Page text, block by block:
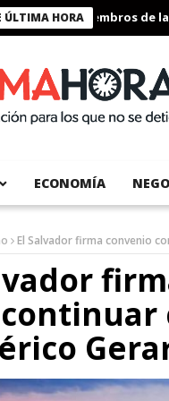
ÚLTIMA HORA
a miembros de la
ECONOMÍA
El Salvador firma convenio